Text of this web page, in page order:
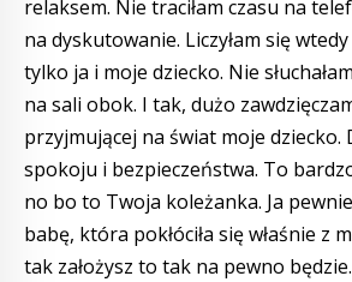
relaksem. Nie traciłam czasu na
na dyskutowanie. Liczyłam się wtedy
tylko ja i moje dziecko. Nie
na sali obok. I tak, dużo
przyjmującej na świat moje dziecko.
spokoju i bezpieczeństwa. To
no bo to Twoja koleżanka. Ja
babę, która pokłóciła się właśnie z
tak założysz to tak na pewno